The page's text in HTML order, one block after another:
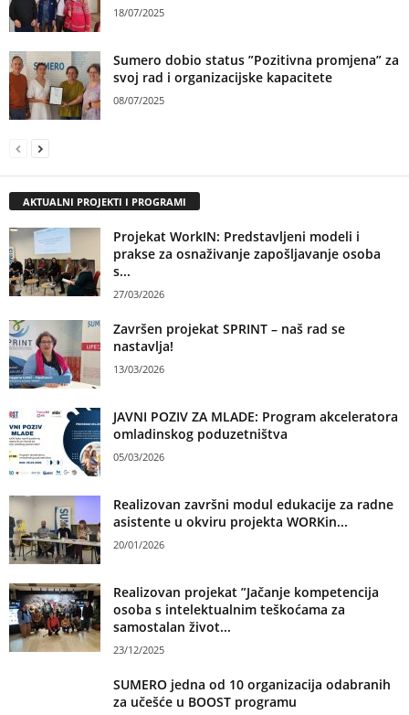
18/07/2025
Sumero dobio status ”Pozitivna promjena” za
svoj rad i organizacijske kapacitete
08/07/2025
AKTUALNI PROJEKTI I PROGRAMI
Projekat WorkIN: Predstavljeni modeli i
prakse za osnaživanje zapošljavanje osoba
s...
27/03/2026
Završen projekat SPRINT – naš rad se
nastavlja!
13/03/2026
JAVNI POZIV ZA MLADE: Program akceleratora
omladinskog poduzetništva
05/03/2026
Realizovan završni modul edukacije za radne
asistente u okviru projekta WORKin...
20/01/2026
Realizovan projekat ”Jačanje kompetencija
osoba s intelektualnim teškoćama za
samostalan život...
23/12/2025
SUMERO jedna od 10 organizacija odabranih
za učešće u BOOST programu